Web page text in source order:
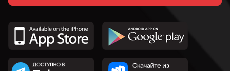
к.п. 8,8
к.п. 10,9